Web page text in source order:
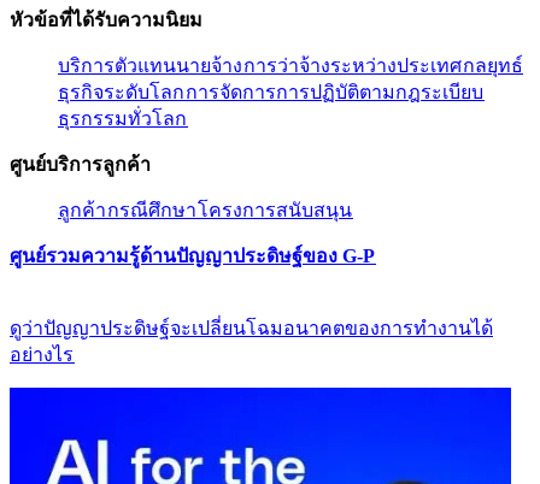
หัวข้อที่ได้รับความนิยม​​
บริการตัวแทนนายจ้าง​​การว่าจ้างระหว่างประเทศ​​กลยุทธ์
ธุรกิจระดับโลก​​การจัดการการปฏิบัติตามกฎระเบียบ​​
ธุรกรรมทั่วโลก​​
ศูนย์บริการลูกค้า​​
ลูกค้า​​กรณีศึกษา​​โครงการสนับสนุน​​
ศูนย์รวมความรู้ด้านปัญญาประดิษฐ์ของ G-P​​
ดูว่าปัญญาประดิษฐ์จะเปลี่ยนโฉมอนาคตของการทำงานได้
อย่างไร​​